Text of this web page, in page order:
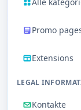
Promo
Extensions
LEGAL
Kontakte